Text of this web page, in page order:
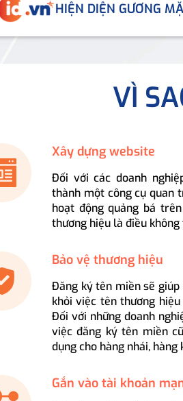
HIỆN DIỆN GƯƠNG
VÌ
Xây dựng website
Đối với các doanh
thành một công cụ quan
hoạt động quảng bá
thương hiệu là điều
Bảo vệ thương hiệu
Đăng ký tên miền sẽ
khỏi việc tên thương
Đối với những doanh
việc đăng ký tên miền
dụng cho hàng nhái,
Gắn vào tài khoản